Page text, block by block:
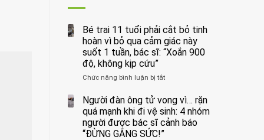
Bé trai 11 tuổi phải cắt bỏ tinh
hoàn vì bỏ qua cảm giác này
suốt 1 tuần, bác sĩ: “Xoắn 900
độ, không kịp cứu”
Chức năng bình luận bị tắtở
trai
11
tuổi
phải
Người đàn ông tử vong vì… rặn
quá mạnh khi đi vệ sinh: 4 nhóm
người được bác sĩ cảnh báo
“ĐỪNG GẮNG SỨC!”